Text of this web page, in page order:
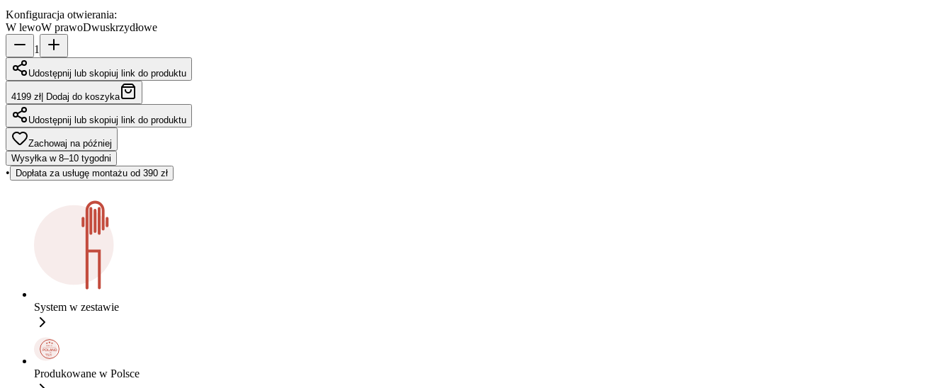
Konfiguracja otwierania:
W lewoW prawoDwuskrzydłowe
1
Udostępnij lub skopiuj link do produktu
4199 zł| Dodaj do koszyka
Udostępnij lub skopiuj link do produktu
Zachowaj na później
Wysyłka w 8–10 tygodni
• Dopłata za usługę montażu od 390 zł
System w zestawie
Produkowane w Polsce